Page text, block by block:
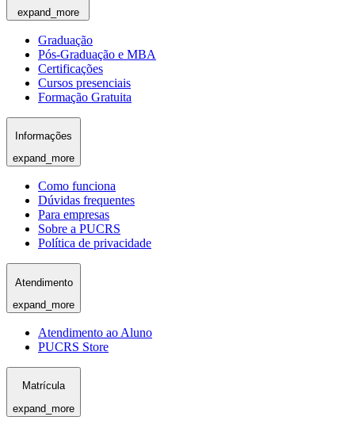
expand_more
Graduação
Pós-Graduação e MBA
Certificações
Cursos presenciais
Formação Gratuita
Informações
expand_more
Como funciona
Dúvidas frequentes
Para empresas
Sobre a PUCRS
Política de privacidade
Atendimento
expand_more
Atendimento ao Aluno
PUCRS Store
Matrícula
expand_more